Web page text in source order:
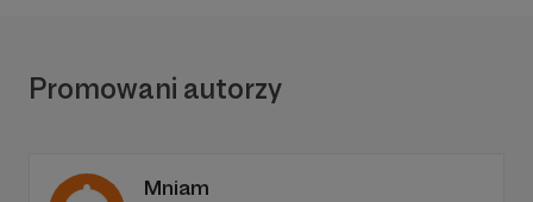
Promowani autorzy
Mniam